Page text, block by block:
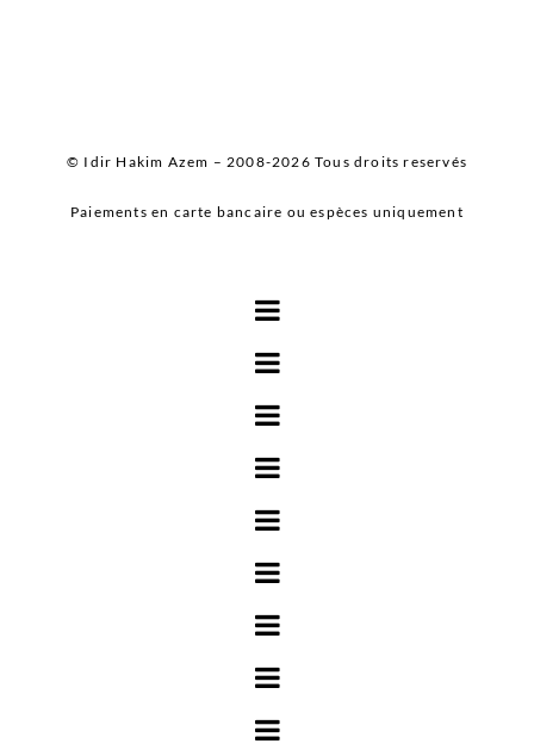
© Idir Hakim Azem – 2008-2026 Tous droits reservés
Paiements en carte bancaire ou espèces uniquement